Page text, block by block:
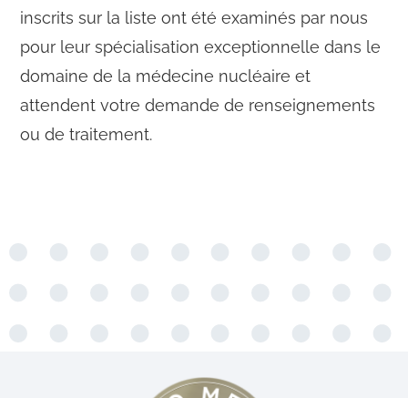
inscrits sur la liste ont été examinés par nous
pour leur spécialisation exceptionnelle dans le
domaine de la médecine nucléaire et
attendent votre demande de renseignements
ou de traitement.